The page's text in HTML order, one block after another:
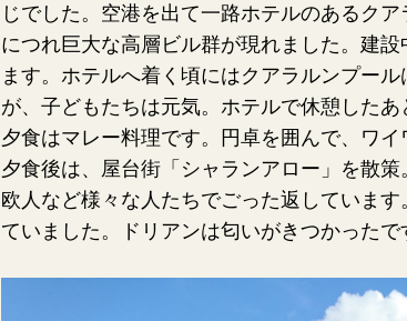
じでした。空港を出て一路ホテルのあるク
につれ巨大な高層ビル群が現れました。建
ます。ホテルへ着く頃にはクアラルンプー
が、子どもたちは元気。ホテルで休憩した
夕食はマレー料理です。円卓を囲んで、ワ
夕食後は、屋台街「シャランアロー」を散
欧人など様々な人たちでごった返していま
ていました。ドリアンは匂いがきつかったで